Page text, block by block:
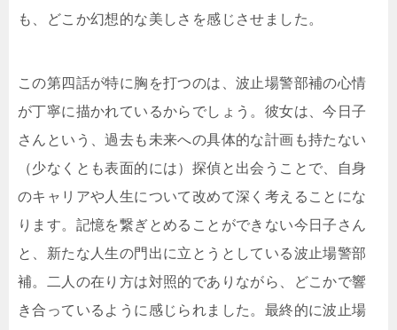
も、どこか幻想的な美しさを感じさせました。
この第四話が特に胸を打つのは、波止場警部補の心情
が丁寧に描かれているからでしょう。彼女は、今日子
さんという、過去も未来への具体的な計画も持たない
（少なくとも表面的には）探偵と出会うことで、自身
のキャリアや人生について改めて深く考えることにな
ります。記憶を繋ぎとめることができない今日子さん
と、新たな人生の門出に立とうとしている波止場警部
補。二人の在り方は対照的でありながら、どこかで響
き合っているように感じられました。最終的に波止場